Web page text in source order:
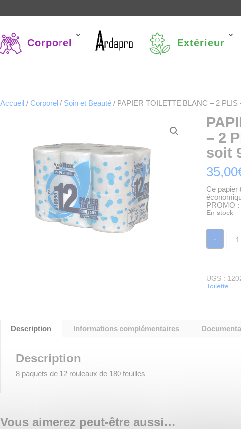
Corporel Extérieur
Accueil /Corporel / Soin et Beauté / PAPIER TOILETTE BLANC – 2 PLIS
– 2
soit
35,00
Ce papier
PROMO :
En stock
-
2
soit
UGS :
Toilette
Description Informations complémentaires
Description
8 paquets de 12 rouleaux de 180 feuilles
Vous aimerez peut-être aussi…